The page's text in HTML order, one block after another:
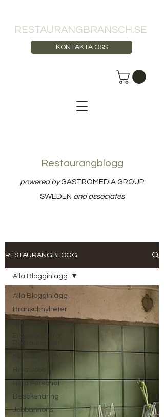
RESTAURANGBRANSCH.SE
KONTAKTA OSS
Restaurangblogg
powered byGASTROMEDIA GROUP
SWEDEN and associates
RESTAURANGBLOGG
Alla Blogginlägg
Branschnyheter
Restaurangbransch
Erbjudande för
Restauranger
Kassasystem
Hitta Jobb
Hitta Personal
Besöksnäring
Jobbannons
Alla Blogginlägg